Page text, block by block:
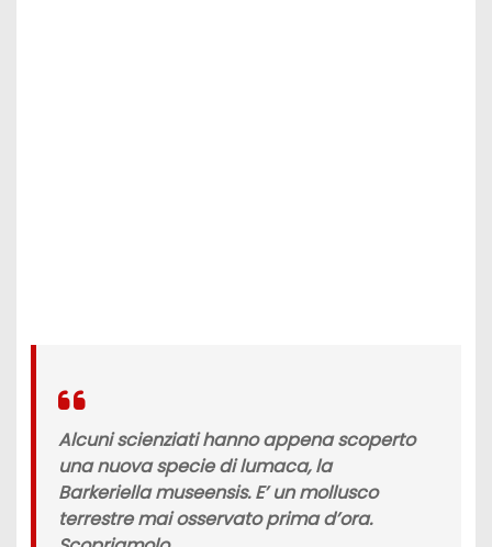
Alcuni scienziati hanno appena scoperto
una nuova specie di lumaca, la
Barkeriella museensis. E’ un mollusco
terrestre mai osservato prima d’ora.